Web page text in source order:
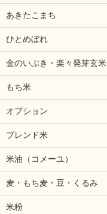
あきたこまち
ひとめぼれ
金のいぶき・楽々発芽玄米
もち米
オプション
ブレンド米
米油（コメーユ）
麦・もち麦・豆・くるみ
米粉